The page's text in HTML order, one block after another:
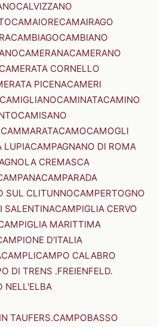
CALVIZZANO
CAMAIORECAMAIRAGO
CAMBIAGOCAMBIANO
CAMERANACAMERANO
CAMERATA CORNELLO
PICENACAMERI
CAMIGLIANOCAMINATACAMINO
CAMISANO
CAMMARATACAMOCAMOGLI
LUPIACAMPAGNANO DI ROMA
CREMASCA
CAMPARADA
SUL CLITUNNOCAMPERTOGNO
SALENTINACAMPIGLIA CERVO
MARITTIMA
D'ITALIA
CAMPLICAMPO CALABRO
DI TRENS .FREIENFELD.
NELL'ELBA
TAUFERS.CAMPOBASSO